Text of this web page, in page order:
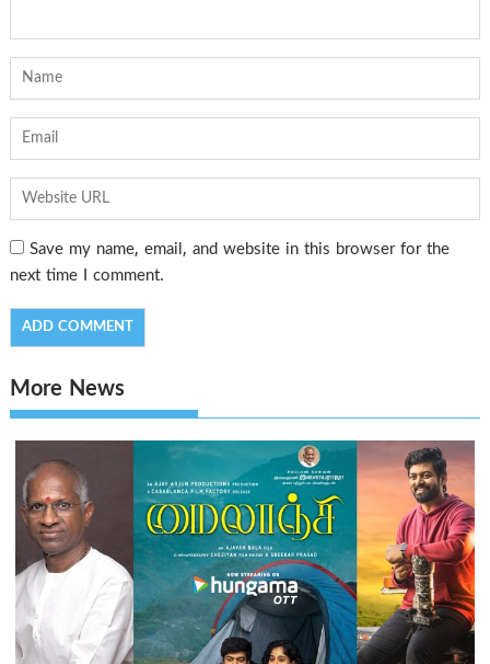
Save my name, email, and website in this browser for the
next time I comment.
More News